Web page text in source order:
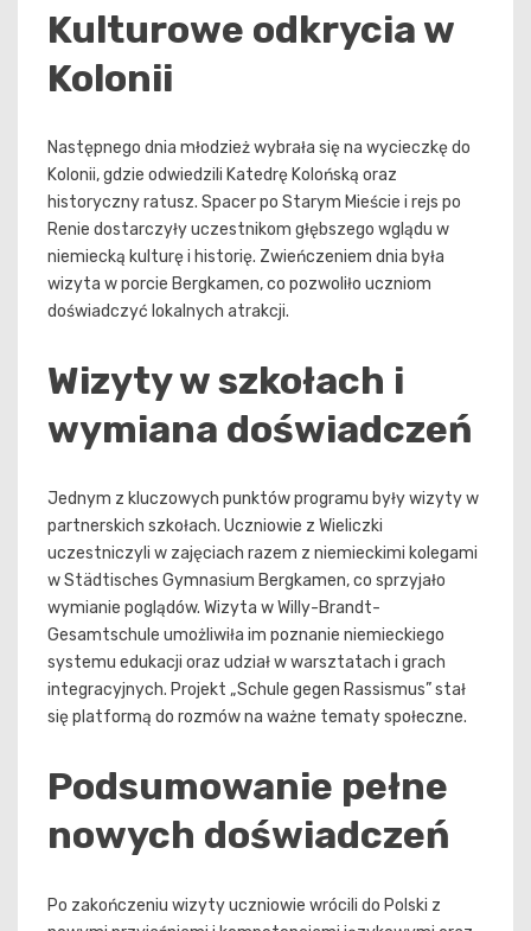
Kulturowe odkrycia w
Kolonii
Następnego dnia młodzież wybrała się na wycieczkę do
Kolonii, gdzie odwiedzili Katedrę Kolońską oraz
historyczny ratusz. Spacer po Starym Mieście i rejs po
Renie dostarczyły uczestnikom głębszego wglądu w
niemiecką kulturę i historię. Zwieńczeniem dnia była
wizyta w porcie Bergkamen, co pozwoliło uczniom
doświadczyć lokalnych atrakcji.
Wizyty w szkołach i
wymiana doświadczeń
Jednym z kluczowych punktów programu były wizyty w
partnerskich szkołach. Uczniowie z Wieliczki
uczestniczyli w zajęciach razem z niemieckimi kolegami
w Städtisches Gymnasium Bergkamen, co sprzyjało
wymianie poglądów. Wizyta w Willy-Brandt-
Gesamtschule umożliwiła im poznanie niemieckiego
systemu edukacji oraz udział w warsztatach i grach
integracyjnych. Projekt „Schule gegen Rassismus” stał
się platformą do rozmów na ważne tematy społeczne.
Podsumowanie pełne
nowych doświadczeń
Po zakończeniu wizyty uczniowie wrócili do Polski z